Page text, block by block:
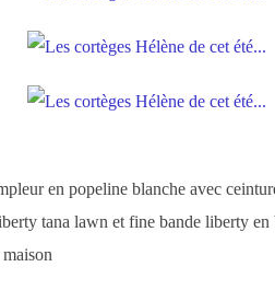
en popeline blanche avec
tana lawn et fine bande liberty en